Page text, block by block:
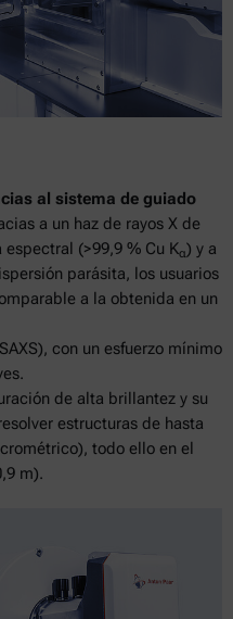
al sistema de guiado
a un haz de rayos X de
(>99,9 % Cu Kα) y a
parásita, los usuarios
a la obtenida en un
con un esfuerzo mínimo
de alta brillantez y su
estructuras de hasta
todo ello en el
m).